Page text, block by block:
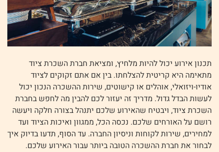
תכנון אירוע יכול להיות מלחיץ, ומציאת חברת השכרת ציוד
מתאימה היא קריטית להצלחתו. בין אם אתם זקוקים לציוד
אודיו-ויזואלי, אוהלים או קישוטים, שירות ההשכרה הנכון יכול
לעשות הבדל גדול. מדריך זה יעזור לכם להבין מה לחפש בחברת
השכרת ציוד, ויבטיח שהאירוע שלכם יתנהל בצורה חלקה ויעשה
רושם על האורחים שלכם. נכסה הכל, ממגוון ואיכות הציוד ועד
למחירים, שירות לקוחות וניסיון החברה. עד הסוף, תדעו בדיוק איך
לבחור את חברת ההשכרה הטובה ביותר עבור האירוע שלכם.